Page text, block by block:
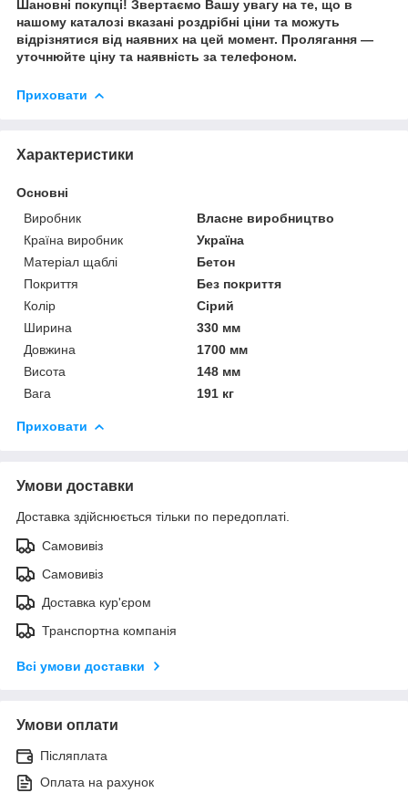
Шановні покупці! Звертаємо Вашу увагу на те, що в
нашому каталозі вказані роздрібні ціни та можуть
відрізнятися від наявних на цей момент. Пролягання —
уточнюйте ціну та наявність за телефоном.
Приховати
Характеристики
Основні
Виробник
Власне виробництво
Країна виробник
Україна
Матеріал щаблі
Бетон
Покриття
Без покриття
Колір
Сірий
Ширина
330 мм
Довжина
1700 мм
Висота
148 мм
Вага
191 кг
Приховати
Умови доставки
Доставка здійснюється тільки по передоплаті.
Самовивіз
Самовивіз
Доставка кур'єром
Транспортна компанія
Всі умови доставки
Умови оплати
Післяплата
Оплата на рахунок